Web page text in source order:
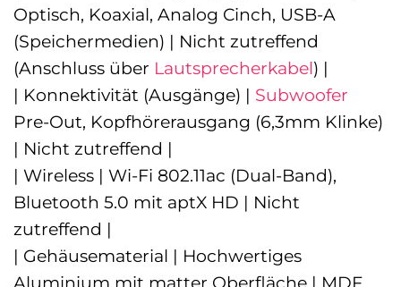
Optisch, Koaxial, Analog Cinch, USB-A
(Speichermedien) | Nicht zutreffend
(Anschluss über Lautsprecherkabel) |
| Konnektivität (Ausgänge) | Subwoofer
Pre-Out, Kopfhörerausgang (6,3mm Klinke)
| Nicht zutreffend |
| Wireless | Wi-Fi 802.11ac (Dual-Band),
Bluetooth 5.0 mit aptX HD | Nicht
zutreffend |
| Gehäusematerial | Hochwertiges